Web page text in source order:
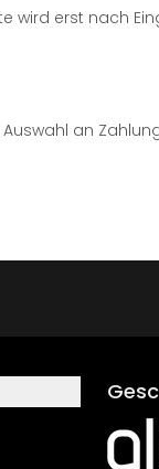
wird erst nach
an